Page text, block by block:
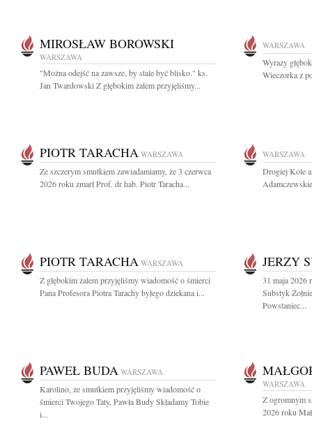
MIROSŁAW BOROWSKI
WARSZAWA
"Można odejść na zawsze, by stale być blisko." ks.
Jan Twardowski Z głębokim żalem przyjęliśmy...
WARSZAWA
Wyrazy
Wieczorka z
PIOTR TARACHA WARSZAWA
Ze szczerym smutkiem zawiadamiamy, że 3 czerwca
2026 roku zmarł Prof. dr hab. Piotr Taracha...
WARSZAWA
Drogiej Kole
PIOTR TARACHA WARSZAWA
Z głębokim żalem przyjęliśmy wiadomość o śmierci
Pana Profesora Piotra Tarachy byłego dziekana i...
JERZY
31 maja 2026
Substyk
Powstaniec...
PAWEŁ BUDA WARSZAWA
Karolino, ze smutkiem przyjęliśmy wiadomość o
śmierci Twojego Taty, Pawła Budy Składamy Tobie
i...
WARSZAWA
Z ogromnym
2026 roku